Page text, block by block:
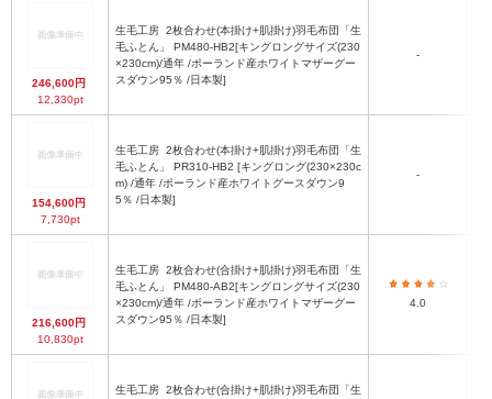
246,600円
12,330pt
生毛工房
毛ふとん」 PM480-HB2[キングロングサイズ(230
×230cm)/通年 /ポーランド産ホワイトマザーグー
スダウン95％ /日本製]
-
154,600円
7,730pt
生毛工房
毛ふとん」 PR310-HB2 [キングロング(230×230c
m) /通年 /ポーランド産ホワイトグースダウン9
5％ /日本製]
-
216,600円
10,830pt
生毛工房
毛ふとん」 PM480-AB2[キングロングサイズ(230
×230cm)/通年 /ポーランド産ホワイトマザーグー
スダウン95％ /日本製]
4.0
生毛工房